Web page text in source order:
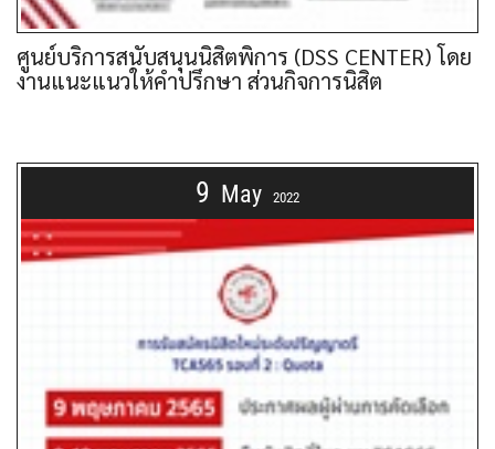
ศูนย์บริการสนับสนุนนิสิตพิการ (DSS CENTER) โดย
งานแนะแนวให้คำปรึกษา ส่วนกิจการนิสิต
9 May 2022